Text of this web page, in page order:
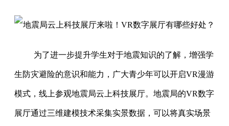
为了进一步提升学生对于地震知识的了解，增强学
生防灾避险的意识和能力，广大青少年可以开启VR漫游
模式，线上参观地震局云上科技展厅。地震局的VR数字
展厅通过三维建模技术采集实景数据，可以将真实场景